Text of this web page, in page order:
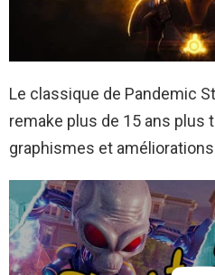
Le classique de Pandemic
remake plus de 15 ans plus
graphismes et